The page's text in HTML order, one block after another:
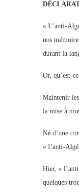
« L’anti-
nos
durant la
Or, qu’est-
Maintenir
la mise à
Né d’une
« l’anti-
Hier, «
quelques